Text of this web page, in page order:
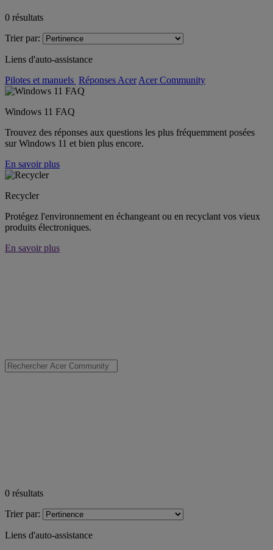
0 résultats
Trier par:
Liens d'auto-assistance
Pilotes et manuels Réponses Acer Acer Community
Windows 11 FAQ
Trouvez des réponses aux questions les plus fréquemment posées
sur Windows 11 et bien plus encore.
En savoir plus
Recycler
Protégez l'environnement en échangeant ou en recyclant vos vieux
produits électroniques.
En savoir plus
0 résultats
Trier par:
Liens d'auto-assistance